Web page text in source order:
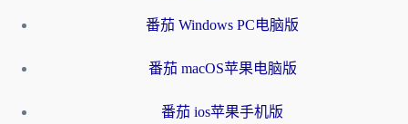
番茄 Windows PC电脑版
番茄 macOS苹果电脑版
番茄 ios苹果手机版